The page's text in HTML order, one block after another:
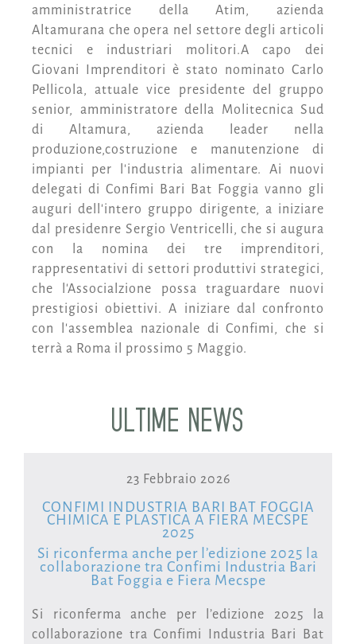
amministratrice della Atim, azienda
Altamurana che opera nel settore degli articoli
tecnici e industriari molitori.A capo dei
Giovani Imprenditori è stato nominato Carlo
Pellicola, attuale vice presidente del gruppo
senior, amministratore della Molitecnica Sud
di Altamura, azienda leader nella
produzione,costruzione e manutenzione di
impianti per l'industria alimentare. Ai nuovi
delegati di Confimi Bari Bat Foggia vanno gli
auguri dell'intero gruppo dirigente, a iniziare
dal presidenre Sergio Ventricelli, che si augura
con la nomina dei tre imprenditori,
rappresentativi di settori produttivi strategici,
che l'Associalzione possa traguardare nuovi
prestigiosi obiettivi. A iniziare dal confronto
con l'assemblea nazionale di Confimi, che si
terrà a Roma il prossimo 5 Maggio.
ULTIME NEWS
23 Febbraio 2026
CONFIMI INDUSTRIA BARI BAT FOGGIA
CHIMICA E PLASTICA A FIERA MECSPE
2025
Si riconferma anche per l’edizione 2025 la
collaborazione tra Confimi Industria Bari
Bat Foggia e Fiera Mecspe
Si riconferma anche per l’edizione 2025 la
collaborazione tra Confimi Industria Bari Bat